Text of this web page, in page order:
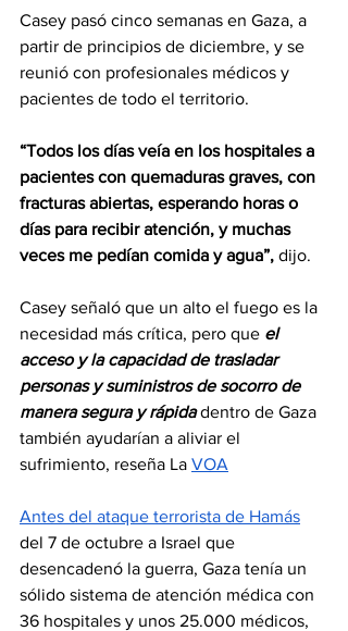
Casey pasó cinco semanas en Gaza, a
partir de principios de diciembre, y se
reunió con profesionales médicos y
pacientes de todo el territorio.
“Todos los días veía en los hospitales a
pacientes con quemaduras graves, con
fracturas abiertas, esperando horas o
días para recibir atención, y muchas
veces me pedían comida y agua”, dijo.
Casey señaló que un alto el fuego es la
necesidad más crítica, pero que el
acceso y la capacidad de trasladar
personas y suministros de socorro de
manera segura y rápida dentro de Gaza
también ayudarían a aliviar el
sufrimiento, reseña La VOA
Antes del ataque terrorista de Hamás
del 7 de octubre a Israel que
desencadenó la guerra, Gaza tenía un
sólido sistema de atención médica con
36 hospitales y unos 25.000 médicos,